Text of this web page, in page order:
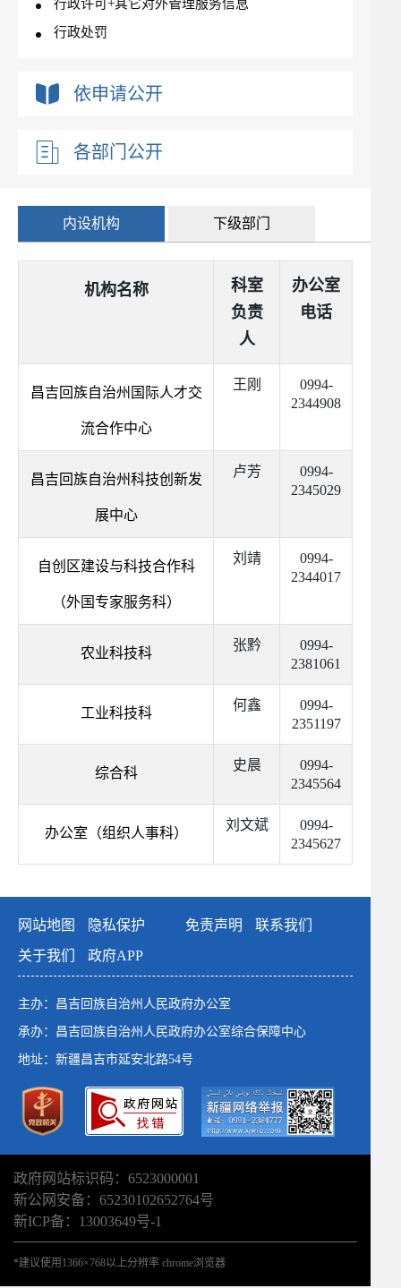
行政许可+其它对外管理服务信息
行政处罚
依申请公开
各部门公开
内设机构 下级部门
机构名称
科室
负责
人
办公室
电话
昌吉回族自治州国际人才交
流合作中心
王刚
0994-
2344908
昌吉回族自治州科技创新发
展中心
卢芳
0994-
2345029
自创区建设与科技合作科
（外国专家服务科）
刘靖
0994-
2344017
农业科技科
张黔
0994-
2381061
工业科技科
何鑫
0994-
2351197
综合科
史晨
0994-
2345564
办公室（组织人事科）
刘文斌
0994-
2345627
网站地图 隐私保护 免责声明
联系我们
关于我们
政府APP
主办：昌吉回族自治州人民政府办公室
承办：昌吉回族自治州人民政府办公室综合保障中心
地址：新疆昌吉市延安北路54号
政府网站标识码：6523000001
新公网安备：65230102652764号
新ICP备：13003649号-1
*建议使用1366×768以上分辨率 chrome浏览器